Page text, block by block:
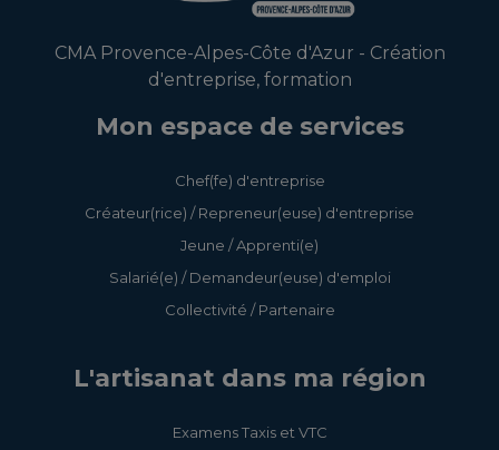
CMA Provence-Alpes-Côte d'Azur - Création
d'entreprise, formation
Mon espace de services
Chef(fe) d'entreprise
Créateur(rice) / Repreneur(euse) d'entreprise
Jeune / Apprenti(e)
Salarié(e) / Demandeur(euse) d'emploi
Collectivité / Partenaire
L'artisanat dans ma région
Examens Taxis et VTC